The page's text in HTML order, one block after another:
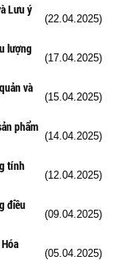
Lưu ý
(22.04.2025)
lượng
(17.04.2025)
và
(15.04.2025)
phẩm
(14.04.2025)
tính
(12.04.2025)
điều
(09.04.2025)
(05.04.2025)